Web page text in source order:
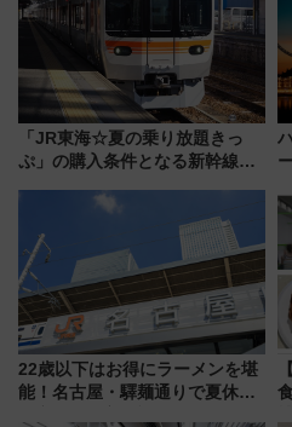
「JR東海☆夏の乗り放題きっ
ぷ」の購入条件となる新幹線の
22歳以下はお得にラーメンを堪
能！名古屋・驛麺通りで夏休み